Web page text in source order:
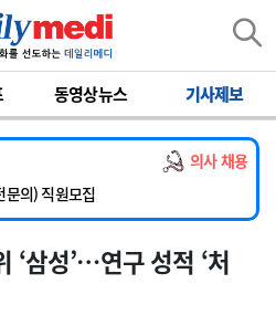
동영상뉴스 기사제보
의사 채용
모집
과 임기제 임상의사 채용
아응급전담) 계약직 의사 공개채용
문의) 직원모집
던트1년차) 모집
턴 모집
임기제 임상의사 채용
‘삼성’…연구 성적 ‘처